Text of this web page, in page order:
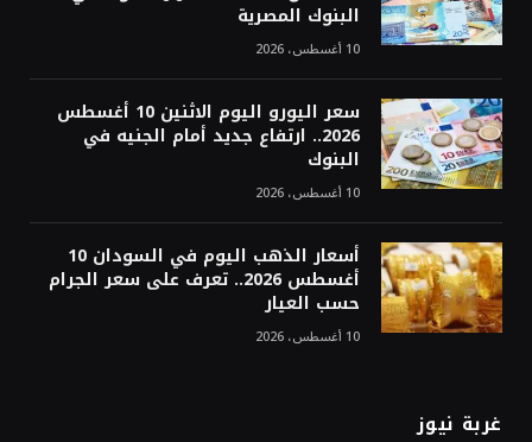
البنوك المصرية
10 أغسطس، 2026
سعر اليورو اليوم الاثنين 10 أغسطس
2026.. ارتفاع جديد أمام الجنيه في
البنوك
10 أغسطس، 2026
أسعار الذهب اليوم في السودان 10
أغسطس 2026.. تعرف على سعر الجرام
حسب العيار
10 أغسطس، 2026
غربة نيوز